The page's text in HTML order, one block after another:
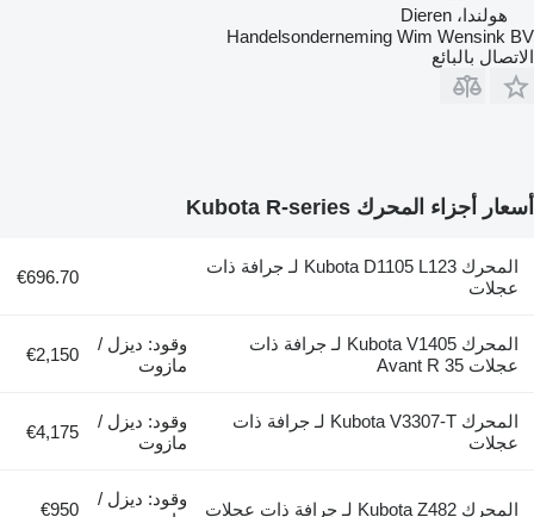
هولندا، Dieren
Handelsonderneming Wim Wensink BV
الاتصال بالبائع
أسعار أجزاء المحرك Kubota R-series
المحرك Kubota D1105 L123 لـ جرافة ذات
عجلات
€696.70
المحرك Kubota V1405 لـ جرافة ذات
عجلات Avant R 35
وقود: ديزل /
مازوت
€2,150
المحرك Kubota V3307-T لـ جرافة ذات
عجلات
وقود: ديزل /
مازوت
€4,175
المحرك Kubota Z482 لـ جرافة ذات عجلات
وقود: ديزل /
€950